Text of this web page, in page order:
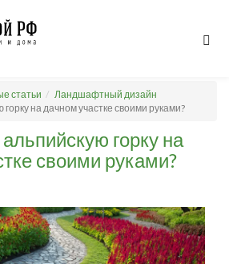
статьи
Ландшафтный дизайн
горку на дачном участке своими руками?
горку на
своими руками?